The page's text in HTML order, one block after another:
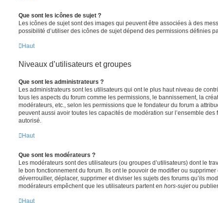
Que sont les icônes de sujet ?
Les icônes de sujet sont des images qui peuvent être associées à des
possibilité d’utiliser des icônes de sujet dépend des permissions définies
Haut
Niveaux d’utilisateurs et groupes
Que sont les administrateurs ?
Les administrateurs sont les utilisateurs qui ont le plus haut niveau de
tous les aspects du forum comme les permissions, le bannissement, la
modérateurs, etc., selon les permissions que le fondateur du forum a
peuvent aussi avoir toutes les capacités de modération sur l’ensemble
autorisé.
Haut
Que sont les modérateurs ?
Les modérateurs sont des utilisateurs (ou groupes d’utilisateurs) dont le
le bon fonctionnement du forum. Ils ont le pouvoir de modifier ou
déverrouiller, déplacer, supprimer et diviser les sujets des forums qu’ils
modérateurs empêchent que les utilisateurs partent en hors-sujetou
Haut